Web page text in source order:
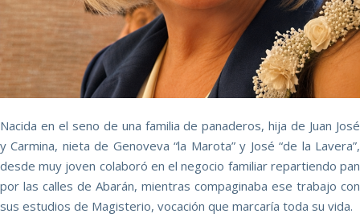
Nacida en el seno de una familia de panaderos, hija de Juan José
y Carmina, nieta de Genoveva “la Marota” y José “de la Lavera”,
desde muy joven colaboró en el negocio familiar repartiendo pan
por las calles de Abarán, mientras compaginaba ese trabajo con
sus estudios de Magisterio, vocación que marcaría toda su vida.